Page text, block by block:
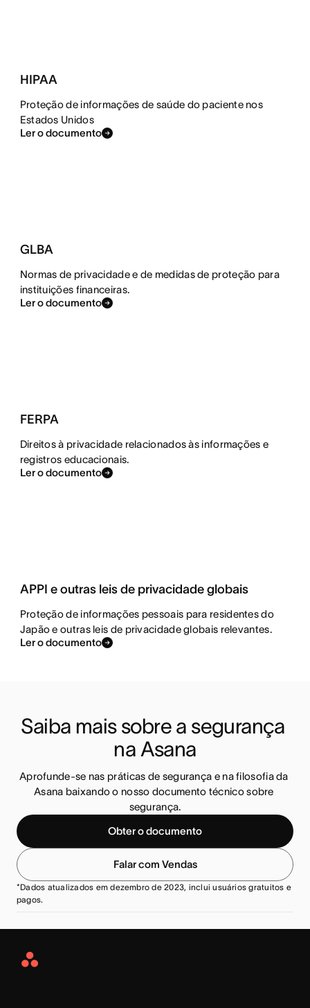
HIPAA
Proteção de informações de saúde do paciente nos
Estados Unidos
Ler o documento
GLBA
Normas de privacidade e de medidas de proteção para
instituições financeiras.
Ler o documento
FERPA
Direitos à privacidade relacionados às informações e
registros educacionais.
Ler o documento
APPI e outras leis de privacidade globais
Proteção de informações pessoais para residentes do
Japão e outras leis de privacidade globais relevantes.
Ler o documento
Saiba mais sobre a segurança
na Asana
Aprofunde-se nas práticas de segurança e na filosofia da
Asana baixando o nosso documento técnico sobre
segurança.
Obter o documento
Falar com Vendas
*Dados atualizados em dezembro de 2023, inclui usuários gratuitos e
pagos.
Asana